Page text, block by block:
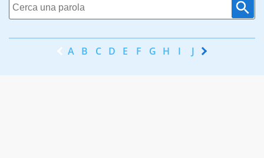
A B C D E F G H I J K